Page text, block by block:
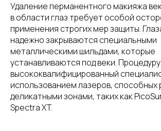
Удаление перманентного макияжа
в области глаз требует особой
применения строгих мер защиты.
надежно закрываются специальными
металлическими шильдами, которые
устанавливаются под веки.
высококвалифицированный
использованием лазеров, способных
деликатными зонами, таких как
Spectra XT.